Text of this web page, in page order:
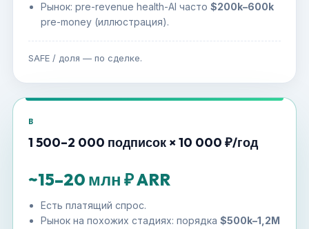
Рынок: pre-revenue health-AI часто $200k–600k
pre-money (иллюстрация).
SAFE / доля — по сделке.
B
1 500–2 000 подписок × 10 000 ₽/год
~15–20 млн ₽ ARR
Есть платящий спрос.
Рынок на похожих стадиях: порядка $500k–1,2M